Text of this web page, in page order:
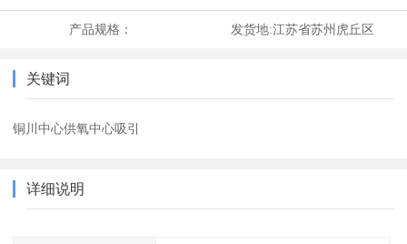
产品规格： 发货地:江苏省苏州虎丘区
关键词
铜川中心供氧中心吸引
详细说明